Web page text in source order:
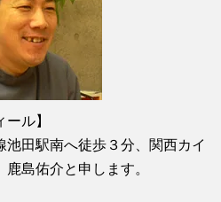
ル】
池田駅南へ徒歩３分、関西カイ
島佑介と申します。